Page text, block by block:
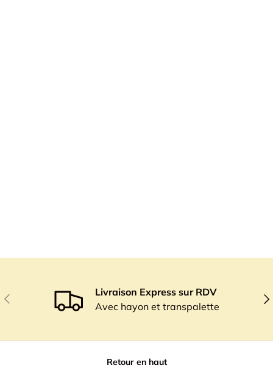
Précédent
Livraison Express sur RDV
Avec hayon et transpalette
Retour en haut